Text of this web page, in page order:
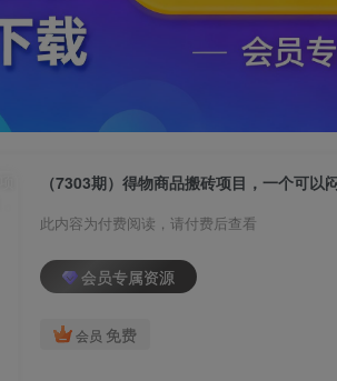
此内容为付费阅读，请付费后查看
会员专属资源
会员 免费